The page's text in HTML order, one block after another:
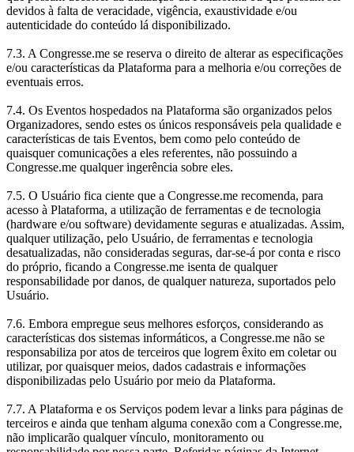
devidos à falta de veracidade, vigência, exaustividade e/ou
autenticidade do conteúdo lá disponibilizado.
7.3. A Congresse.me se reserva o direito de alterar as especificações
e/ou características da Plataforma para a melhoria e/ou correções de
eventuais erros.
7.4. Os Eventos hospedados na Plataforma são organizados pelos
Organizadores, sendo estes os únicos responsáveis pela qualidade e
características de tais Eventos, bem como pelo conteúdo de
quaisquer comunicações a eles referentes, não possuindo a
Congresse.me qualquer ingerência sobre eles.
7.5. O Usuário fica ciente que a Congresse.me recomenda, para
acesso à Plataforma, a utilização de ferramentas e de tecnologia
(hardware e/ou software) devidamente seguras e atualizadas. Assim,
qualquer utilização, pelo Usuário, de ferramentas e tecnologia
desatualizadas, não consideradas seguras, dar-se-á por conta e risco
do próprio, ficando a Congresse.me isenta de qualquer
responsabilidade por danos, de qualquer natureza, suportados pelo
Usuário.
7.6. Embora empregue seus melhores esforços, considerando as
características dos sistemas informáticos, a Congresse.me não se
responsabiliza por atos de terceiros que logrem êxito em coletar ou
utilizar, por quaisquer meios, dados cadastrais e informações
disponibilizadas pelo Usuário por meio da Plataforma.
7.7. A Plataforma e os Serviços podem levar a links para páginas de
terceiros e ainda que tenham alguma conexão com a Congresse.me,
não implicarão qualquer vínculo, monitoramento ou